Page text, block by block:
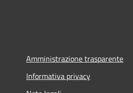
Amministrazione trasparente
Informativa privacy